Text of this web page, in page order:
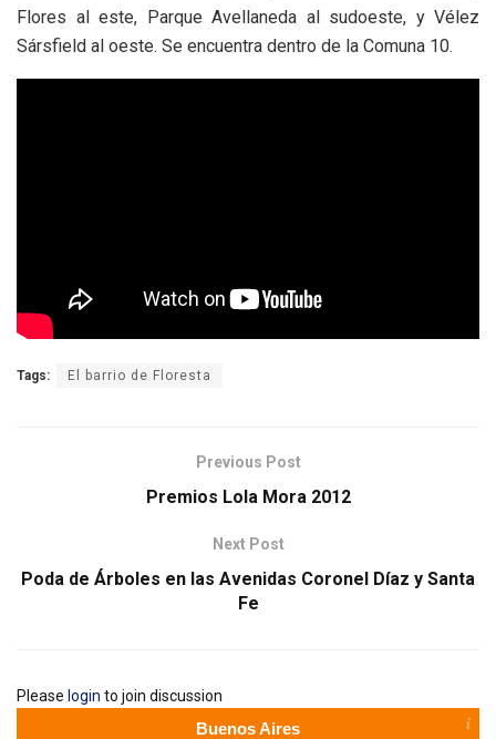
Flores al este, Parque Avellaneda al sudoeste, y Vélez
Sársfield al oeste. Se encuentra dentro de la Comuna 10.
Tags: El barrio de Floresta
Previous Post
Premios Lola Mora 2012
Next Post
Poda de Árboles en las Avenidas Coronel Díaz y Santa
Fe
Please login to join discussion
Buenos Aires